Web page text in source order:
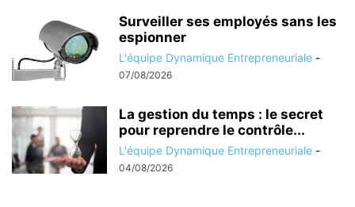
Surveiller ses employés sans les
espionner
L'équipe Dynamique Entrepreneuriale -
07/08/2026
La gestion du temps : le secret
pour reprendre le contrôle...
L'équipe Dynamique Entrepreneuriale -
04/08/2026